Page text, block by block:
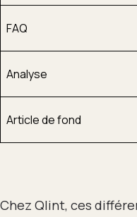
FAQ
Analyse
Article de fond
Chez Qlint, ces